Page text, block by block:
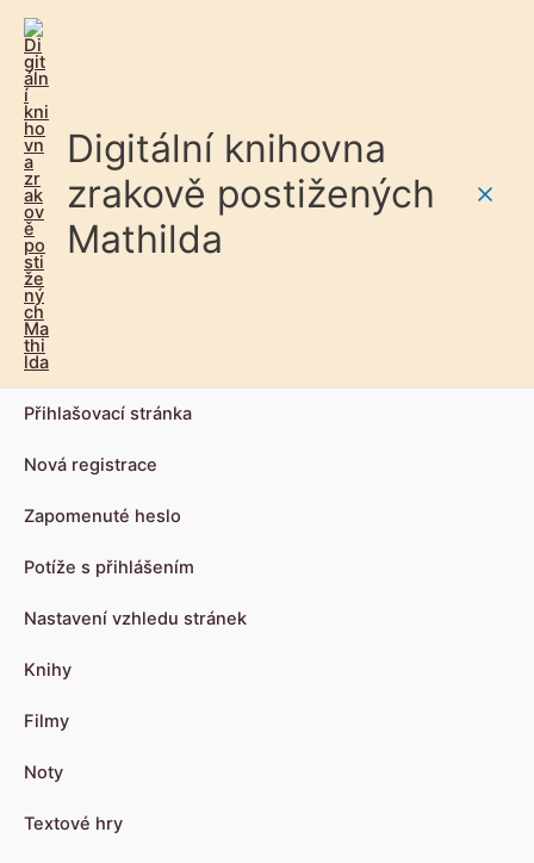
Digitální knihovna
zrakově postižených
Mathilda
Přihlašovací stránka
Nová registrace
Zapomenuté heslo
Potíže s přihlášením
Nastavení vzhledu stránek
Knihy
Filmy
Noty
Textové hry